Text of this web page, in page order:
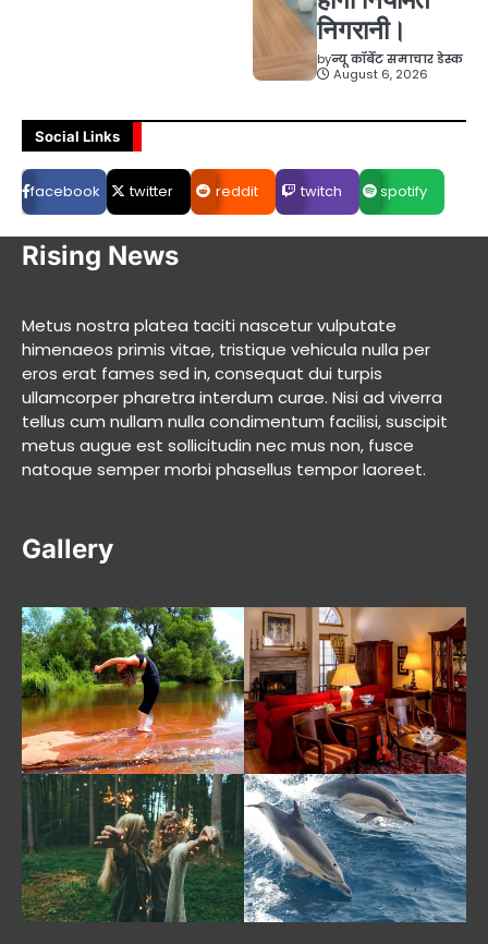
निगरानी।
byन्यू कॉर्बेट समाचार डेस्क
August 6, 2026
Social Links
facebook twitter reddit twitch spotify
Rising News
Metus nostra platea taciti nascetur vulputate
himenaeos primis vitae, tristique vehicula nulla per
eros erat fames sed in, consequat dui turpis
ullamcorper pharetra interdum curae. Nisi ad viverra
tellus cum nullam nulla condimentum facilisi, suscipit
metus augue est sollicitudin nec mus non, fusce
natoque semper morbi phasellus tempor laoreet.
Gallery